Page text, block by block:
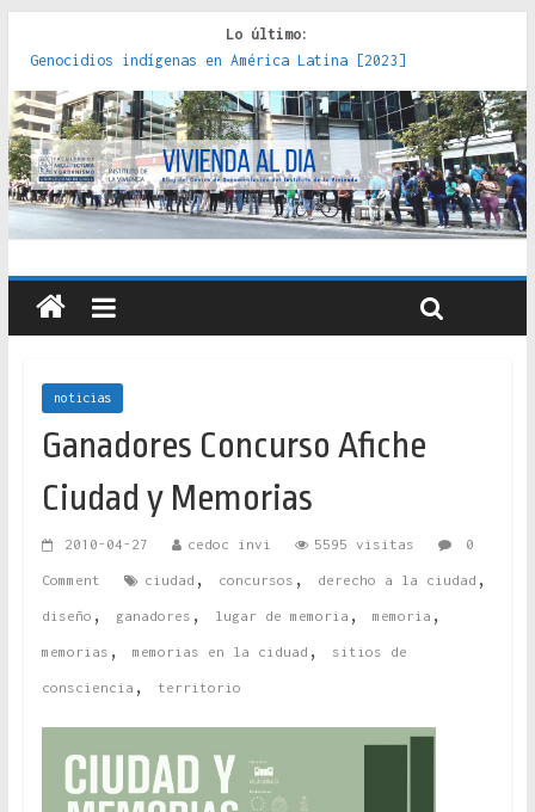
Lo último:
Genocidios indígenas en América Latina [2023]
Estudios sobre la espacialización de los Estados :
políticas, prácticas y representaciones [2022]
Donde el pedernal choca con el acero : hacia una teoría
crítica de las fronteras latinoamericanas [2020]
Criterios técnicos para una vivienda adecuada [2019]
Red de consultorios de la Caja del Seguro Obrero en
Santiago : un patrimonio emblemático [2014]
noticias
Ganadores Concurso Afiche
Ciudad y Memorias
2010-04-27 cedoc invi 5595 visitas 0
Comment ciudad , concursos , derecho a la ciudad ,
diseño , ganadores , lugar de memoria , memoria ,
memorias , memorias en la ciduad , sitios de
consciencia , territorio